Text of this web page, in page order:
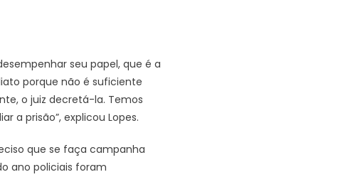
seu papel, que é a
porque não é suficiente
o juiz decretá-la. Temos
a prisão”, explicou Lopes.
que se faça campanha
ano policiais foram